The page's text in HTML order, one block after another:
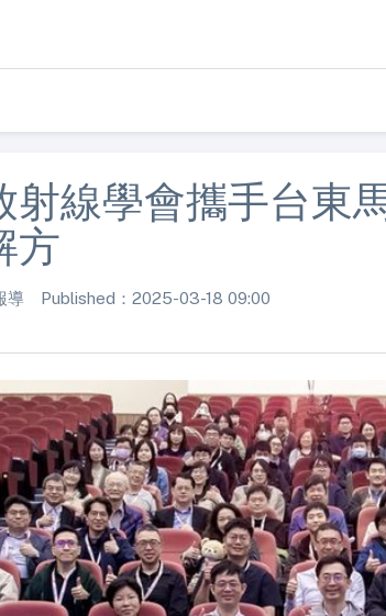
射線學會攜手台
方
導 Published：2025-03-18 09:00